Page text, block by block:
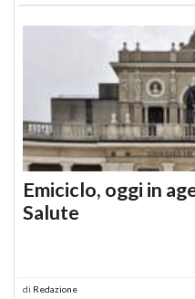
Emiciclo, oggi in
Salute
di Redazione